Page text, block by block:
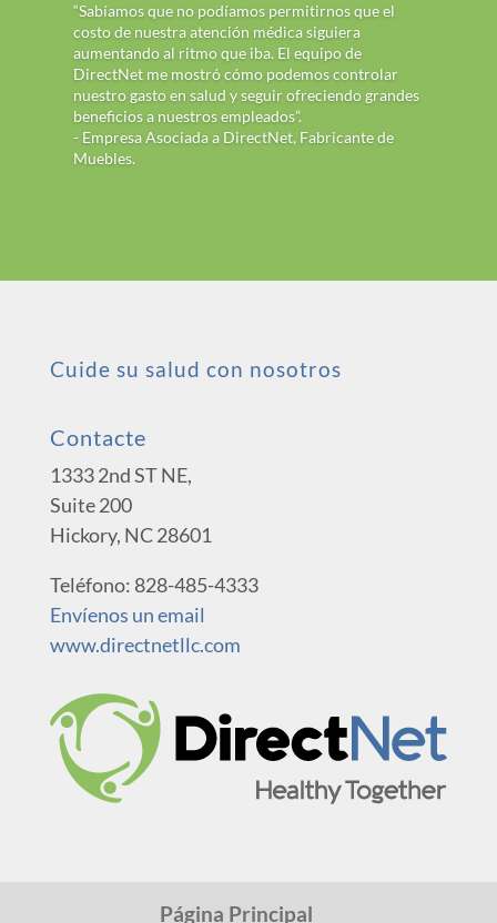
“Sabíamos que no podíamos permitirnos que el
costo de nuestra atención médica siguiera
aumentando al ritmo que iba. El equipo de
DirectNet me mostró cómo podemos controlar
nuestro gasto en salud y seguir ofreciendo grandes
beneficios a nuestros empleados”.
- Empresa Asociada a DirectNet, Fabricante de
Muebles.
Cuide su salud con nosotros
Contacte
1333 2nd ST NE,
Suite 200
Hickory, NC 28601
Teléfono: 828-485-4333
Envíenos un email
www.directnetllc.com
Página Principal